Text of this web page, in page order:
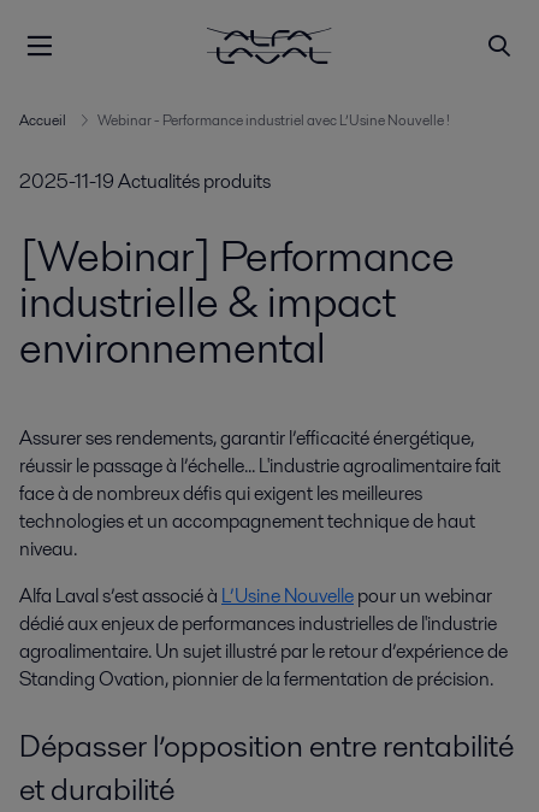
Accueil Webinar - Performance industriel avec L’Usine Nouvelle !
2025-11-19Actualités produits
[Webinar] Performance
industrielle & impact
environnemental
Assurer ses rendements, garantir l’efficacité énergétique,
réussir le passage à l’échelle... L'industrie agroalimentaire fait
face à de nombreux défis qui exigent les meilleures
technologies et un accompagnement technique de haut
niveau.
Alfa Laval s’est associé à L’Usine Nouvellepour un webinar
dédié aux enjeux de performances industrielles de l'industrie
agroalimentaire. Un sujet illustré par le retour d’expérience de
Standing Ovation, pionnier de la fermentation de précision.
Dépasser l’opposition entre rentabilité
et durabilité